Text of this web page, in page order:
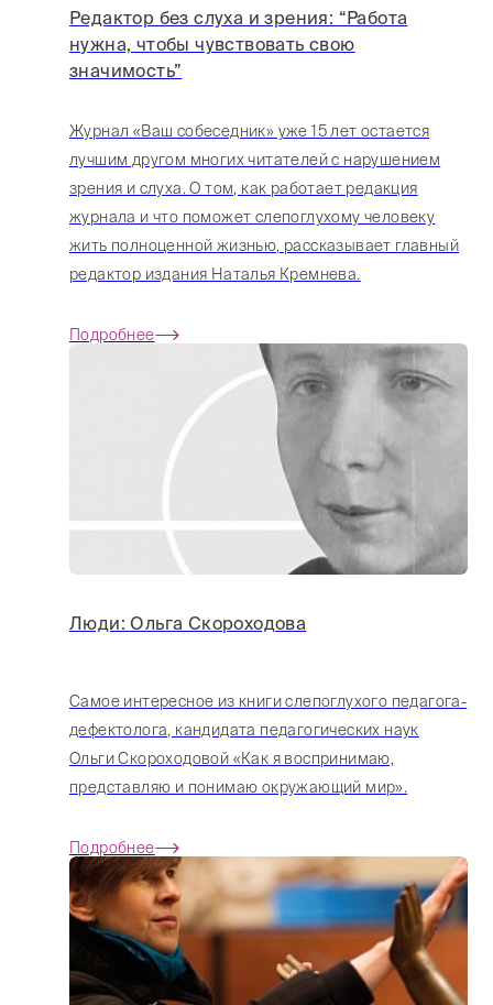
Редактор без слуха и зрения: “Работа
нужна, чтобы чувствовать свою
значимость”
Журнал «Ваш собеседник» уже 15 лет остается
лучшим другом многих читателей с нарушением
зрения и слуха. О том, как работает редакция
журнала и что поможет слепоглухому человеку
жить полноценной жизнью, рассказывает главный
редактор издания Наталья Кремнева.
Подробнее
Люди: Ольга Скороходова
Самое интересное из книги слепоглухого педагога-
дефектолога, кандидата педагогических наук
Ольги Скороходовой «Как я воспринимаю,
представляю и понимаю окружающий мир».
Подробнее